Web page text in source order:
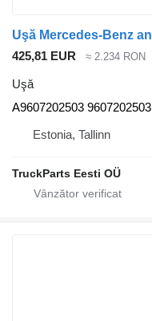
425,81 EUR ≈ 2.234 RON
Uşă
A9607202503 9607202503
Estonia, Tallinn
TruckParts Eesti OÜ